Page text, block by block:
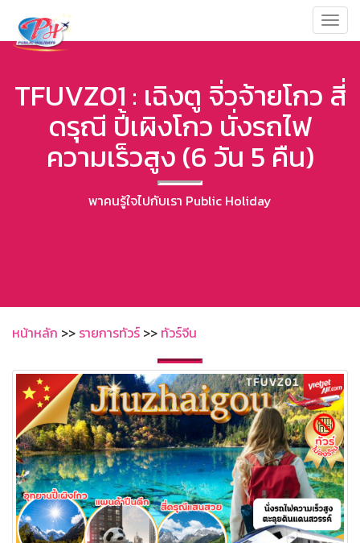
TFUVZ01 : เฉิงตู จิ่วจ้ายโกว สี่
ดรุณี ปี้เผิงโกว นั่งรถไฟ
ความเร็วสูง (6 วัน 5 คืน)
พาคนรู้ใจไปกับเรา Public Holiday
หน้าหลัก >> รายการทัวร์ >> ทัวร์จีน